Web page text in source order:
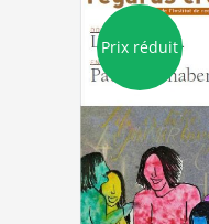
la
Prix réduit